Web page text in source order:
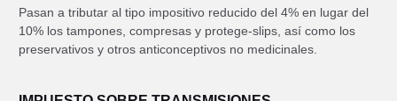
Pasan a tributar al tipo impositivo reducido del 4% en lugar del
10% los tampones, compresas y protege-slips, así como los
preservativos y otros anticonceptivos no medicinales.